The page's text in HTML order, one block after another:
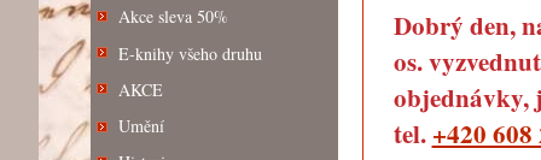
Akce sleva 50%
E-knihy všeho druhu
AKCE
Umění
Dobrý den,
os.
objednávky,
tel. +420 608